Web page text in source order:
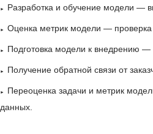
Разработка и обучение модели —
Оценка метрик модели — проверка
Подготовка модели к внедрению —
Получение обратной связи от
Переоценка задачи и метрик
данных.